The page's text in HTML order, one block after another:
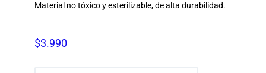
Material no tóxico y esterilizable, de alta durabilidad.
$3.990